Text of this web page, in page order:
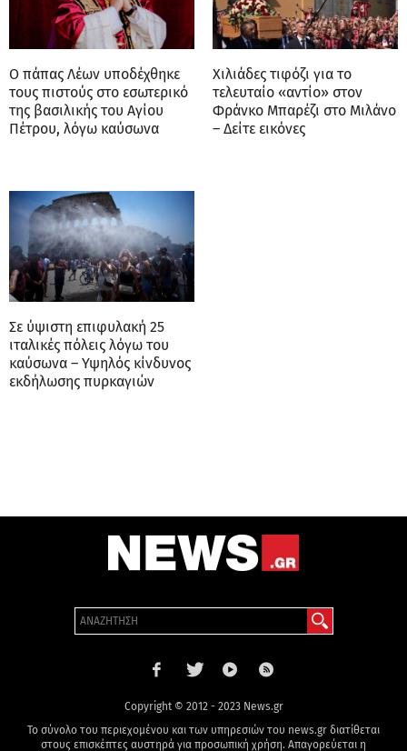
Ο πάπας Λέων υποδέχθηκε
τους πιστούς στο εσωτερικό
της βασιλικής του Αγίου
Πέτρου, λόγω καύσωνα
Χιλιάδες τιφόζι για το
τελευταίο «αντίο» στον
Φράνκο Μπαρέζι στο Μιλάνο
– Δείτε εικόνες
Σε ύψιστη επιφυλακή 25
ιταλικές πόλεις λόγω του
καύσωνα – Υψηλός κίνδυνος
εκδήλωσης πυρκαγιών
Copyright © 2012 - 2023 News.gr
Το σύνολο του περιεχομένου και των υπηρεσιών του news.gr διατίθεται
στους επισκέπτες αυστηρά για προσωπική χρήση. Απαγορεύεται η